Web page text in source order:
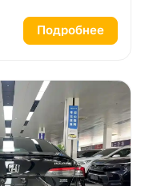
Подробнее